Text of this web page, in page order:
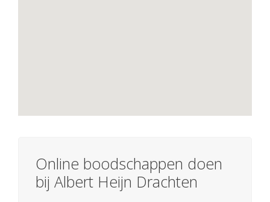
Online boodschappen doen
bij Albert Heijn Drachten